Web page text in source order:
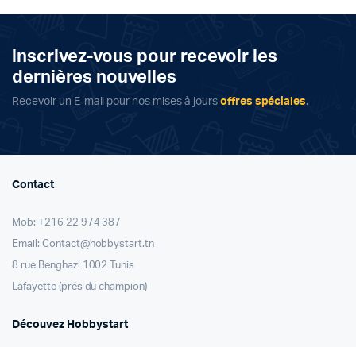
د.ت 29,000.
د.ت 20,000.
inscrivez-vous pour recevoir les
dernières nouvelles
Recevoir un E-mail pour nos mises à jours offres spéciales.
Contact
Mob: +216 22 974 387
Email: Contact@hobbystart.tn
8 rue Benghazi 1002 Tunis
Lafayette (prés du champion)
Découvez Hobbystart